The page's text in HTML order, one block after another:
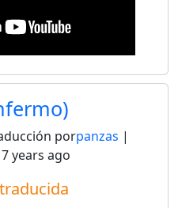
porpanzas |
years ago